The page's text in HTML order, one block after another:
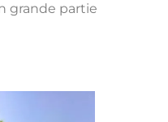
grande partie